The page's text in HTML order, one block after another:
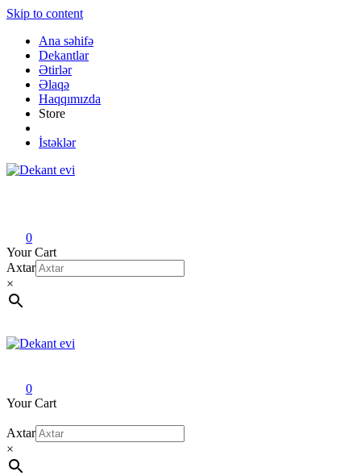
Skip to content
Ana səhifə
Dekantlar
Ətirlər
Əlaqə
Haqqımızda
Store
İstəklər
0
Your Cart
Axtar
×
0
Your Cart
Axtar
×